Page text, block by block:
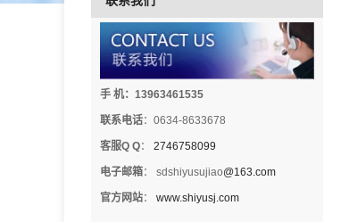
手 机：13963461535
联系电话：0634-8633678
客服Q Q： 2746758099
电子邮箱： sdshiyusujiao@163.com
官方网站： www.shiyusj.com